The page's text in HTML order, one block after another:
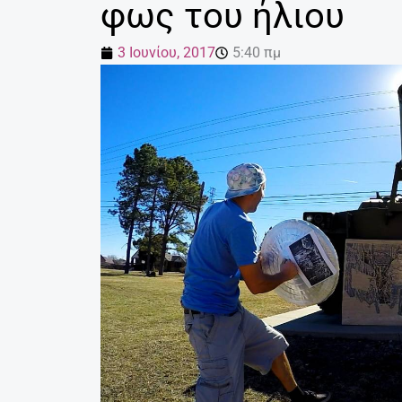
φως του ήλιου
3 Ιουνίου, 2017 5:40 πμ